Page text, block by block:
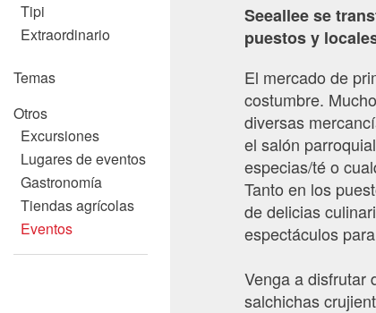
Tipi
Extraordinario
Temas
Otros
Excursiones
Lugares de eventos
Gastronomía
Tiendas agrícolas
Eventos
Seeallee se
puestos y
El mercado de
costumbre.
diversas
el salón
especias/té o
Tanto en los
de delicias
espectáculos
Venga a disfrutar
salchichas